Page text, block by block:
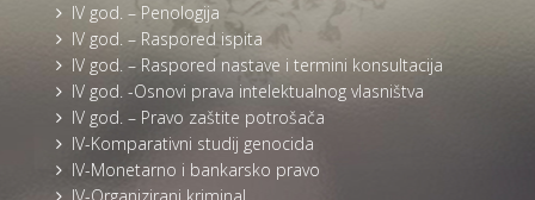
IV god. – Penologija
IV god. – Raspored ispita
IV god. – Raspored nastave i termini konsultacija
IV god. -Osnovi prava intelektualnog vlasništva
IV god. – Pravo zaštite potrošača
IV-Komparativni studij genocida
IV-Monetarno i bankarsko pravo